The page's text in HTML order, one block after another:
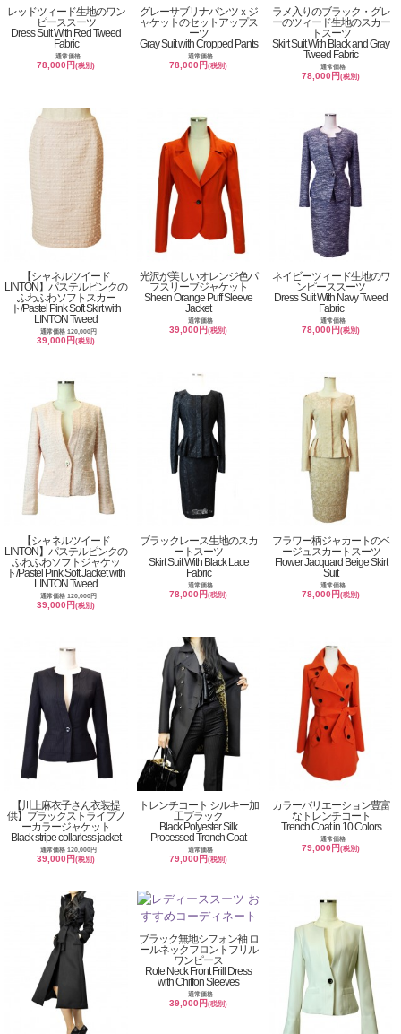
レッドツィード生地のワン
ピーススーツ
Dress Suit With Red Tweed
Fabric
通常価格
78,000円(税別)
グレーサブリナパンツｘジ
ャケットのセットアップス
ーツ
Gray Suit with Cropped Pants
通常価格
78,000円(税別)
ラメ入りのブラック・グレ
ーのツィード生地のスカー
トスーツ
Skirt Suit With Black and Gray
Tweed Fabric
通常価格
78,000円(税別)
【シャネルツイード
LINTON】パステルピンクの
ふわふわソフトスカー
ト/Pastel Pink Soft Skirt with
LINTON Tweed
通常価格 120,000円
39,000円(税別)
光沢が美しいオレンジ色パ
フスリーブジャケット
Sheen Orange Puff Sleeve
Jacket
通常価格
39,000円(税別)
ネイビーツィード生地のワ
ンピーススーツ
Dress Suit With Navy Tweed
Fabric
通常価格
78,000円(税別)
【シャネルツイード
LINTON】パステルピンクの
ふわふわソフトジャケッ
ト/Pastel Pink Soft Jacket with
LINTON Tweed
通常価格 120,000円
39,000円(税別)
ブラックレース生地のスカ
ートスーツ
Skirt Suit With Black Lace
Fabric
通常価格
78,000円(税別)
フラワー柄ジャカートのベ
ージュスカートスーツ
Flower Jacquard Beige Skirt
Suit
通常価格
78,000円(税別)
【川上麻衣子さん衣装提
供】ブラックストライプノ
ーカラージャケット
Black stripe collarless jacket
通常価格 120,000円
39,000円(税別)
トレンチコート シルキー加
工ブラック
Black Polyester Silk
Processed Trench Coat
通常価格
79,000円(税別)
カラーバリエーション豊富
なトレンチコート
Trench Coat in 10 Colors
通常価格
79,000円(税別)
ブラック無地シフォン袖 ロ
ールネックフロントフリル
ワンピース
Role Neck Front Frill Dress
with Chiffon Sleeves
通常価格
39,000円(税別)